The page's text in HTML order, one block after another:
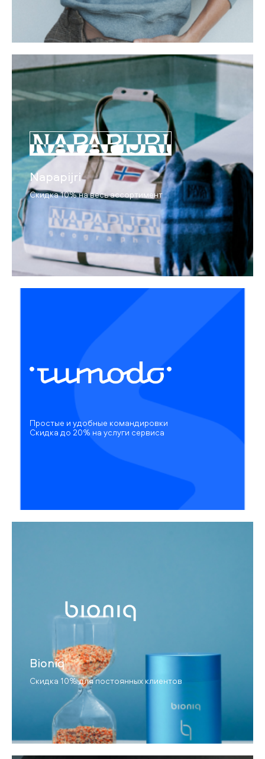
Napapijri
Скидка 10% на весь ассортимент
Простые и удобные командировки
Скидка до 20% на услуги сервиса
Bioniq
Скидка 10% для постоянных клиентов